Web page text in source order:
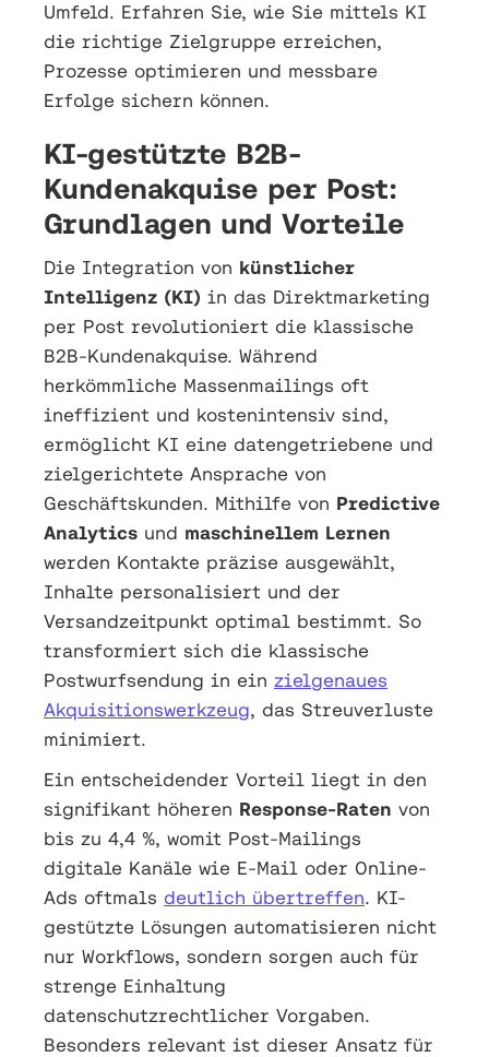
Umfeld. Erfahren Sie, wie Sie mittels KI
die richtige Zielgruppe erreichen,
Prozesse optimieren und messbare
Erfolge sichern können.
KI-gestützte B2B-
Kundenakquise per Post:
Grundlagen und Vorteile
Die Integration von künstlicher
Intelligenz (KI) in das Direktmarketing
per Post revolutioniert die klassische
B2B-Kundenakquise. Während
herkömmliche Massenmailings oft
ineffizient und kostenintensiv sind,
ermöglicht KI eine datengetriebene und
zielgerichtete Ansprache von
Geschäftskunden. Mithilfe von Predictive
Analytics und maschinellem Lernen
werden Kontakte präzise ausgewählt,
Inhalte personalisiert und der
Versandzeitpunkt optimal bestimmt. So
transformiert sich die klassische
Postwurfsendung in ein zielgenaues
Akquisitionswerkzeug, das Streuverluste
minimiert.
Ein entscheidender Vorteil liegt in den
signifikant höheren Response-Raten von
bis zu 4,4 %, womit Post-Mailings
digitale Kanäle wie E-Mail oder Online-
Ads oftmals deutlich übertreffen. KI-
gestützte Lösungen automatisieren nicht
nur Workflows, sondern sorgen auch für
strenge Einhaltung
datenschutzrechtlicher Vorgaben.
Besonders relevant ist dieser Ansatz für